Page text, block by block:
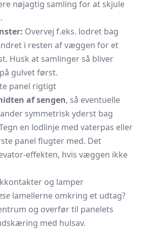
nøjagtig samling for at skjule
Overvej f.eks. lodret bag
i resten af væggen for et
Husk at samlinger så bliver
gulvet først.
panel rigtigt
af sengen, så eventuelle
symmetrisk yderst bag
en lodlinje med vaterpas eller
panel flugter med. Det
effekten, hvis væggen ikke
og lamper
lamellerne omkring et udtag?
og overfør til panelets
med hulsav.